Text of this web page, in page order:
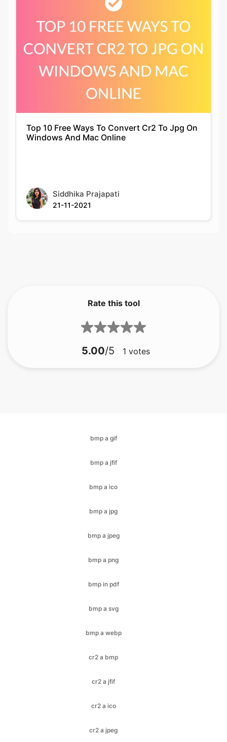
Windows And Mac Online
5.00/5 1votes
bmp a ico
bmp a jpg
bmp a jpeg
bmp a png
bmp in pdf
bmp a svg
bmp a webp
cr2 a bmp
cr2 a jfif
cr2 a ico
cr2 a jpeg
cr2 in pdf
cr2 a png